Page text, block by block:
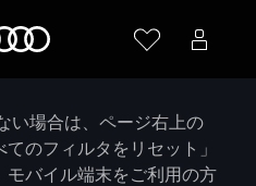
い場合は、ページ右上の
のフィルタをリセット」
モバイル端末をご利用の方